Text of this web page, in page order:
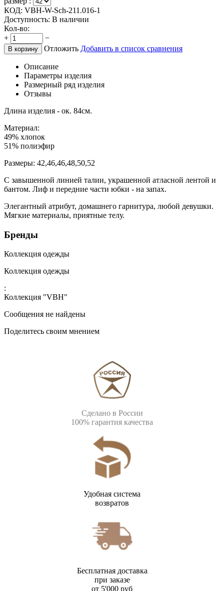
КОД: VBH-W-Sch-211.016-1
Доступность: В наличии
Кол-во:
+
−
В корзину Отложить Добавить в список сравнения
Описание
Параметры изделия
Размерный ряд изделия
Отзывы
Длина изделия - ок. 84см.
Материал:
49% хлопок
51% полиэфир
Размеры: 42,46,46,48,50,52
С завышенной линией талии, украшенной атласной лентой и
бантом. Лиф и передние части юбки - на запах.
Элегантный атрибут, домашнего гарнитура, любой девушки.
Мягкие материалы, приятные телу.
Бренды
Коллекция одежды
Коллекция одежды
:
Коллекция "VBH"
Сообщения не найдены
Поделитесь своим мнением
Сделано в России
100% гарантия качества
Удобная система
возвратов
Бесплатная доставка
при заказе
от 5'000 руб